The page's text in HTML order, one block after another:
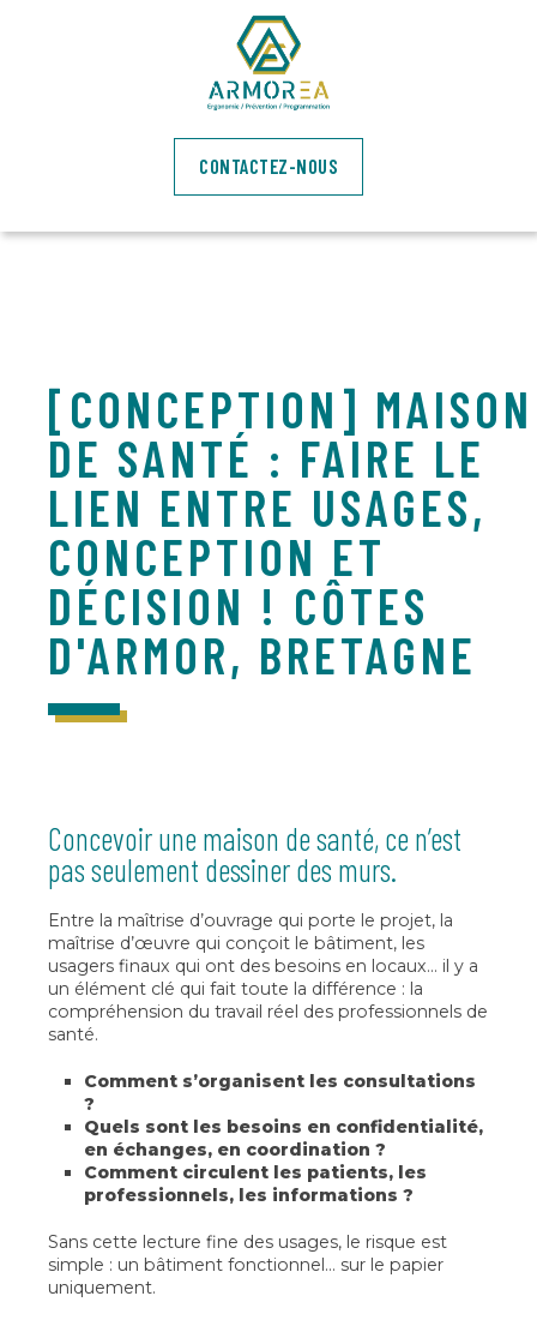
CONTACTEZ-NOUS
[CONCEPTION] MAISON
DE SANTÉ : FAIRE LE
LIEN ENTRE USAGES,
CONCEPTION ET
DÉCISION ! CÔTES
D'ARMOR, BRETAGNE
Concevoir une maison de santé, ce n’est
pas seulement dessiner des murs.
Entre la maîtrise d’ouvrage qui porte le projet, la
maîtrise d’œuvre qui conçoit le bâtiment, les
usagers finaux qui ont des besoins en locaux… il y a
un élément clé qui fait toute la différence : la
compréhension du travail réel des professionnels de
santé.
Comment s’organisent les consultations
?
Quels sont les besoins en confidentialité,
en échanges, en coordination ?
Comment circulent les patients, les
professionnels, les informations ?
Sans cette lecture fine des usages, le risque est
simple : un bâtiment fonctionnel… sur le papier
uniquement.